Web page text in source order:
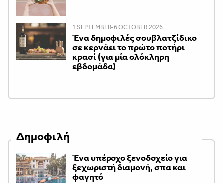
1 SEPTEMBER-6 OCTOBER 2026
Ένα δημοφιλές σουβλατζίδικο
σε κερνάει το πρώτο ποτήρι
κρασί (για μία ολόκληρη
εβδομάδα)
Δημοφιλή
Ένα υπέροχο ξενοδοχείο για
ξεχωριστή διαμονή, σπα και
φαγητό